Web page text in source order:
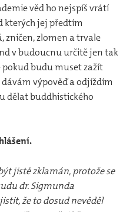
věd ho nejspíš vrátí
kterých jej předtím
zničen, zlomen a trvale
v budoucnu určitě jen tak
budu muset zažít
výpověď a odjíždím
dělat buddhistického
jistě zklamán, protože se
dr. Sigmunda
že to dosud nevěděl